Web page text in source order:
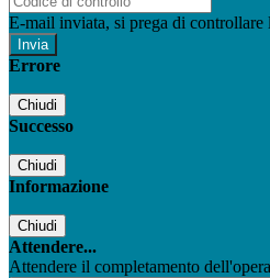
E-mail inviata, si prega di controllare
Errore
Chiudi
Successo
Chiudi
Informazione
Chiudi
Attendere...
Attendere il completamento